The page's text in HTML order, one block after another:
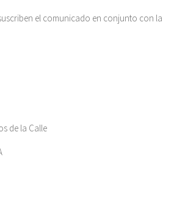
el comunicado en conjunto con la
de la Calle